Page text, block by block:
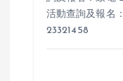
活動查詢及報名
23321458